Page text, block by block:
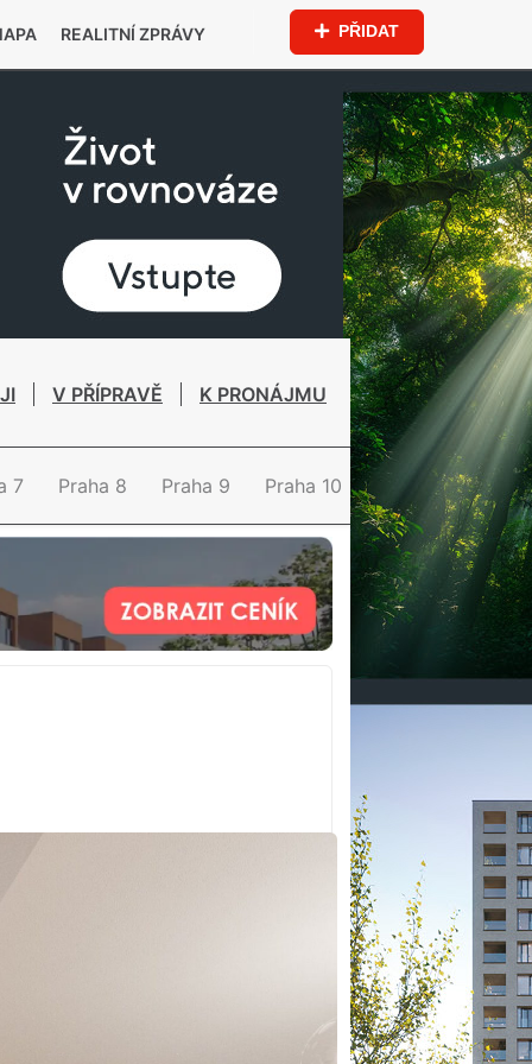
REALITNÍ ZPRÁVY PŘIDAT
V PŘÍPRAVĚ K PRONÁJMU
7 Praha 8 Praha 9 Praha 10